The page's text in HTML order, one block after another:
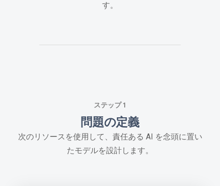
す。
ステップ 1
問題の定義
次のリソースを使用して、責任ある AI を念頭に置い
たモデルを設計します。